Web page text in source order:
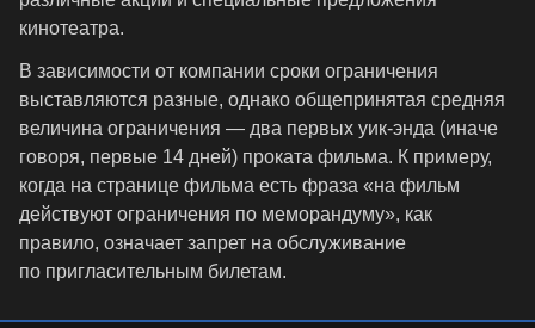
кинотеатра.
В зависимости от компании сроки ограничения
выставляются разные, однако общепринятая средняя
величина ограничения — два первых уик-энда (иначе
говоря, первые 14 дней) проката фильма. К примеру,
когда на странице фильма есть фраза «на фильм
действуют ограничения по меморандуму», как
правило, означает запрет на обслуживание
по пригласительным билетам.